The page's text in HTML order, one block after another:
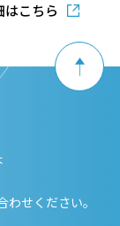
はこちら
せください。